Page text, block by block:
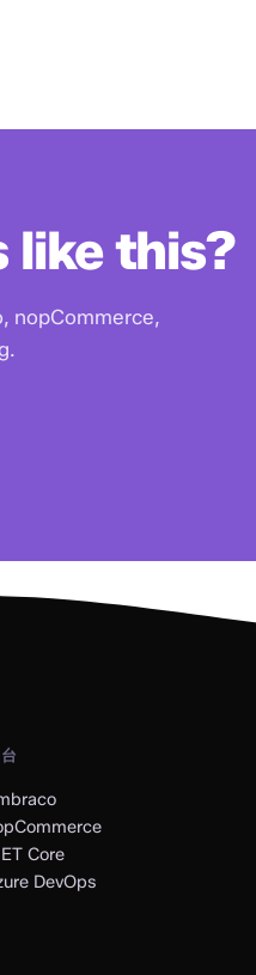
like this?
nopCommerce,
Core
DevOps